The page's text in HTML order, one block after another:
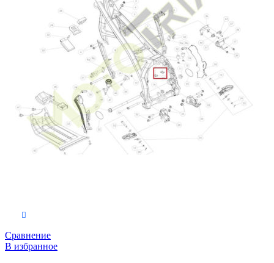
Сравнение
В избранное